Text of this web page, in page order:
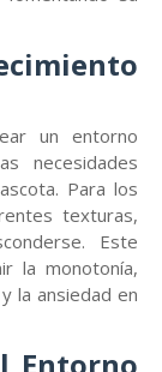
un entorno
necesidades
Para los
texturas,
Este
la monotonía,
la ansiedad en